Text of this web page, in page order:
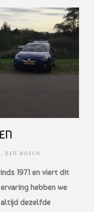
, DEN BOSCH
1971 en viert dit
hebben we
altijd dezelfde